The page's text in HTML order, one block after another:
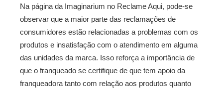
Na página da Imaginarium no Reclame Aqui, pode-se
observar que a maior parte das reclamações de
consumidores estão relacionadas a problemas com os
produtos e insatisfação com o atendimento em alguma
das unidades da marca. Isso reforça a importância de
que o franqueado se certifique de que tem apoio da
franqueadora tanto com relação aos produtos quanto